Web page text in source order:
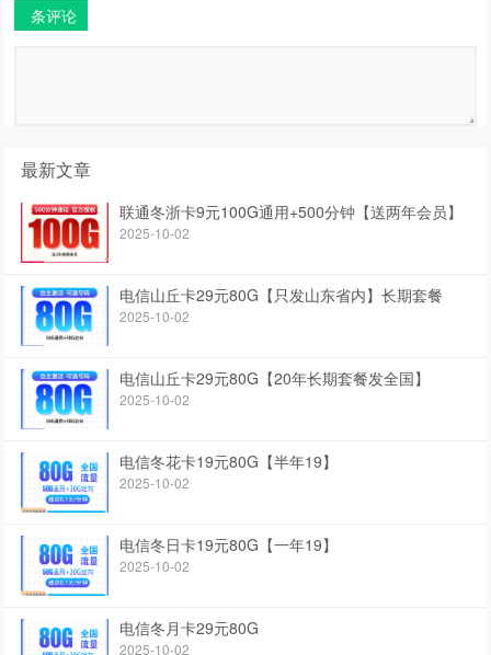
条评论
最新文章
联通冬浙卡9元100G通用+500分钟【送两年会员】
2025-10-02
电信山丘卡29元80G【只发山东省内】长期套餐
2025-10-02
电信山丘卡29元80G【20年长期套餐发全国】
2025-10-02
电信冬花卡19元80G【半年19】
2025-10-02
电信冬日卡19元80G【一年19】
2025-10-02
电信冬月卡29元80G
2025-10-02